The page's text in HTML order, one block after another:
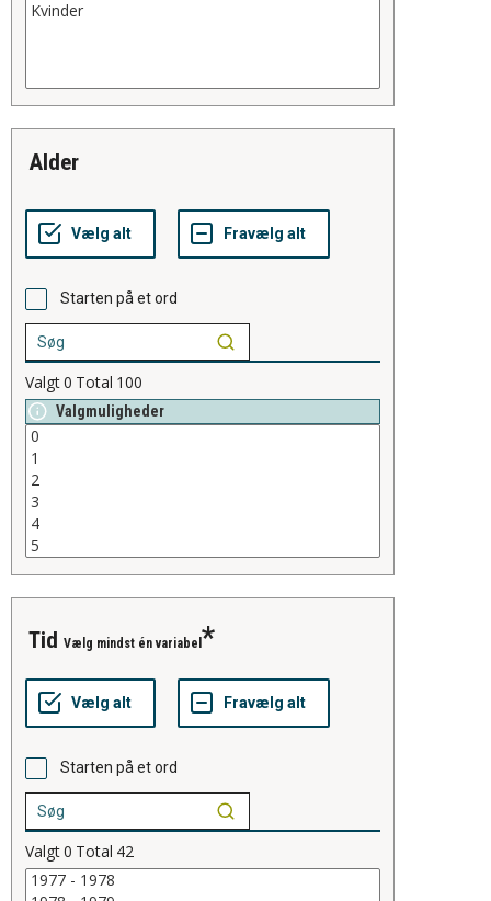
alder
Starten på et ord
Valgt0 Total 100
Valgmuligheder
tid Vælg mindst én variabel
Starten på et ord
Valgt0 Total 42